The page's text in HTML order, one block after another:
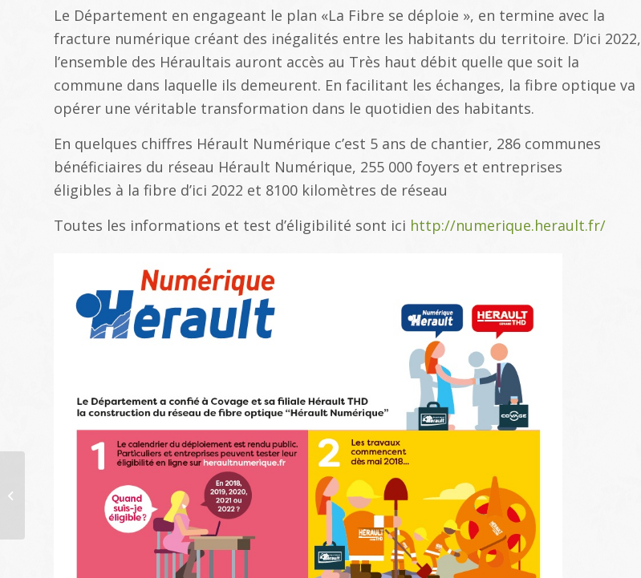
Le Département en engageant le plan «La Fibre se déploie », en termine avec la
fracture numérique créant des inégalités entre les habitants du territoire. D’ici 2022,
l’ensemble des Héraultais auront accès au Très haut débit quelle que soit la
commune dans laquelle ils demeurent. En facilitant les échanges, la fibre optique va
opérer une véritable transformation dans le quotidien des habitants.
En quelques chiffres Hérault Numérique c’est 5 ans de chantier, 286 communes
bénéficiaires du réseau Hérault Numérique, 255 000 foyers et entreprises
éligibles à la fibre d’ici 2022 et 8100 kilomètres de réseau
Toutes les informations et test d’éligibilité sont ici http://numerique.herault.fr/
Réunion publique